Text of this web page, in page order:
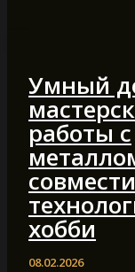
Умный
работы с
хобби
08.02.2026